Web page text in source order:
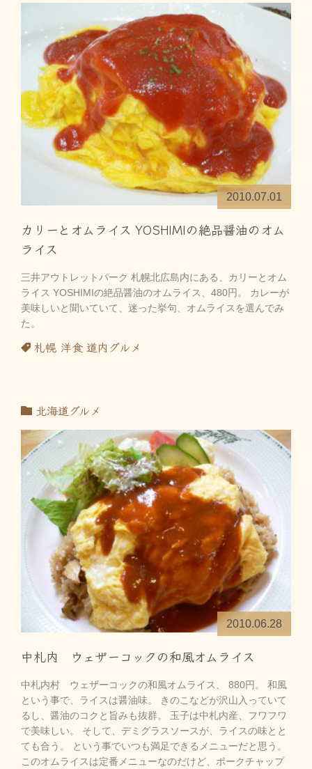
2010.07.01
カリーとオムライス YOSHIMIの絶品醤油のオム
ライス
三井アウトレットパーク 札幌北広島内にある、カリーとオム
ライス YOSHIMIの絶品醤油のオムライス、480円。 カレーが
美味しいと聞いていて、迷った挙句、オムライスを選んでみ
た。
札幌 洋食 道内グルメ
北海道グルメ
2010.06.28
中札内 ウェザーコックの和風オムライス
中札内村 ウェザーコックの和風オムライス、 880円。 和風
という事で、ライスは醤油味。 きのこなどが沢山入っていて
るし、醤油のコクと旨みも抜群。 玉子は中札内産、フワフワ
で美味しい。 そして、デミグラスソースが、ライスの味とと
ても合う。 という事でいつも満足できるメニューだと思う。
このオムライスは定番メニューなのだけど、ポークチャップ